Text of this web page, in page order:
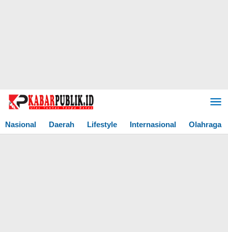
Lewati
Nasional
Daerah Lifestyle Internasional Olahraga